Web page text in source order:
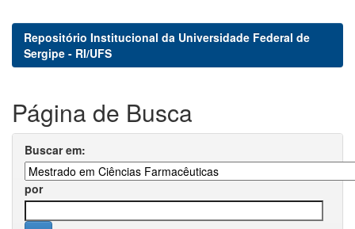
Repositório Institucional da Universidade Federal de
Sergipe - RI/UFS
Página de Busca
Buscar em:
por